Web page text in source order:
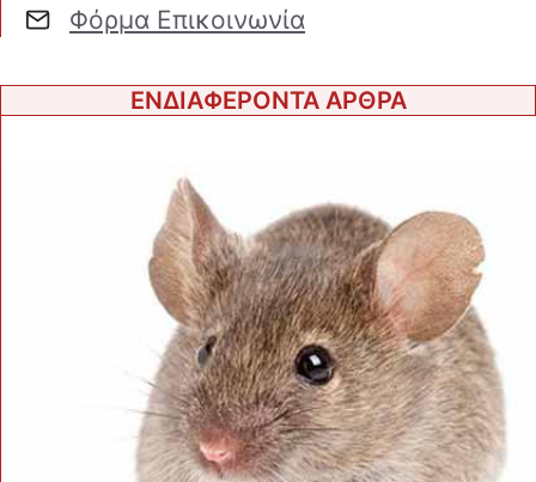
Φόρμα Επικοινωνία
ΕΝΔΙΑΦΕΡΟΝΤΑ ΑΡΘΡΑ